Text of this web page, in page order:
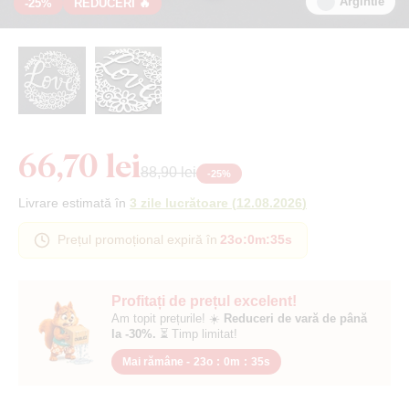
-25% REDUCERI 🔥
Profitați de prețul excelent!
Am topit prețurile! ☀️ Reduceri de vară de până
la -30%. ⏳ Timp limitat!
Mai rămâne - 23o : 0m : 34s
66,70 lei88,90 lei -25%
Livrare estimată în 3 zile lucrătoare (12.08.2026)
Prețul promoțional expiră în 23o:0m:34s